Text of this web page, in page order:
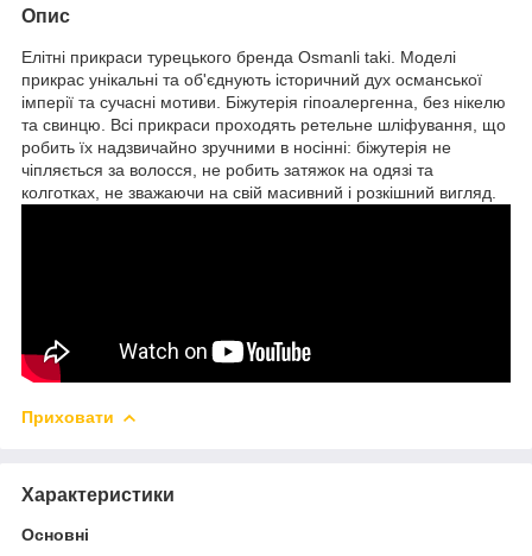
Опис
Елітні прикраси турецького бренда Osmanli taki. Моделі
прикрас унікальні та об'єднують історичний дух османської
імперії та сучасні мотиви. Біжутерія гіпоалергенна, без нікелю
та свинцю. Всі прикраси проходять ретельне шліфування, що
робить їх надзвичайно зручними в носінні: біжутерія не
чіпляється за волосся, не робить затяжок на одязі та
колготках, не зважаючи на свій масивний і розкішний вигляд.
Приховати
Характеристики
Основні